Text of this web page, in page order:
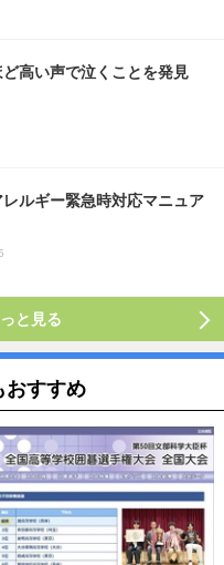
高い声で泣くことを発見
ルギー緊急時対応マニュア
と見る
おすすめ